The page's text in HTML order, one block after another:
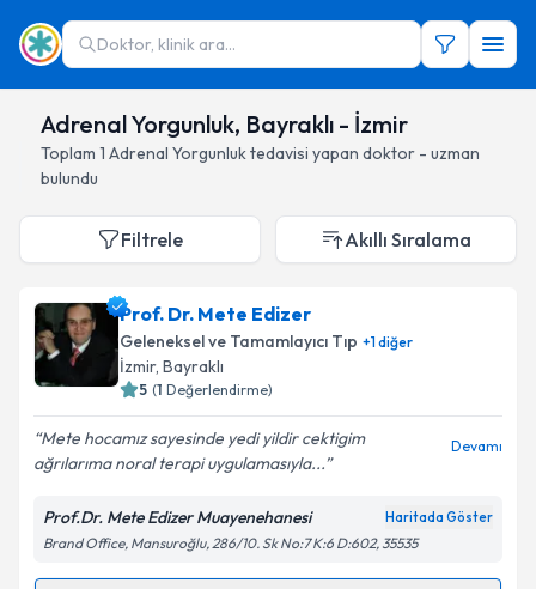
Doktor, klinik ara...
Adrenal Yorgunluk, Bayraklı - İzmir
Toplam 1 Adrenal Yorgunluktedavisi yapan doktor - uzman
bulundu
Filtrele Akıllı Sıralama
Prof. Dr. Mete Edizer
Geleneksel ve Tamamlayıcı Tıp +1diğer
İzmir, Bayraklı
5 (1 Değerlendirme)
Mete hocamız sayesinde yedi yildir cektigim
ağrılarıma noral terapi uygulamasıyla...
Devamı
Prof.Dr. Mete Edizer Muayenehanesi Haritada Göster
Brand Office, Mansuroğlu, 286/10. Sk No:7 K:6 D:602, 35535